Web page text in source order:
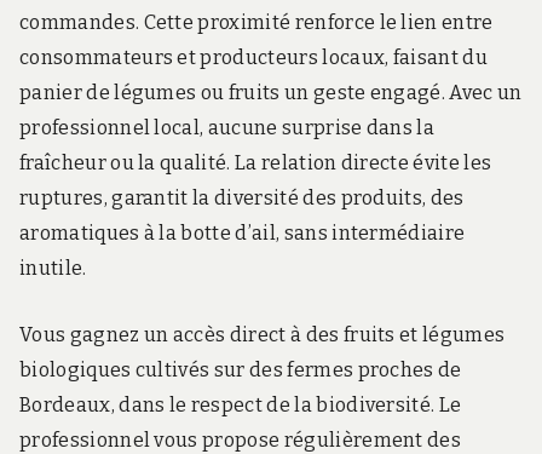
commandes. Cette proximité renforce le lien entre
consommateurs et producteurs locaux, faisant du
panier de légumes ou fruits un geste engagé. Avec un
professionnel local, aucune surprise dans la
fraîcheur ou la qualité. La relation directe évite les
ruptures, garantit la diversité des produits, des
aromatiques à la botte d’ail, sans intermédiaire
inutile.
Vous gagnez un accès direct à des fruits et légumes
biologiques cultivés sur des fermes proches de
Bordeaux, dans le respect de la biodiversité. Le
professionnel vous propose régulièrement des